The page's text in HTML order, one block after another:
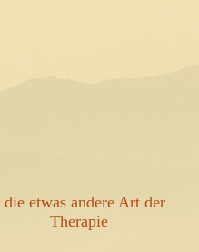
die etwas andere Art der
Therapie